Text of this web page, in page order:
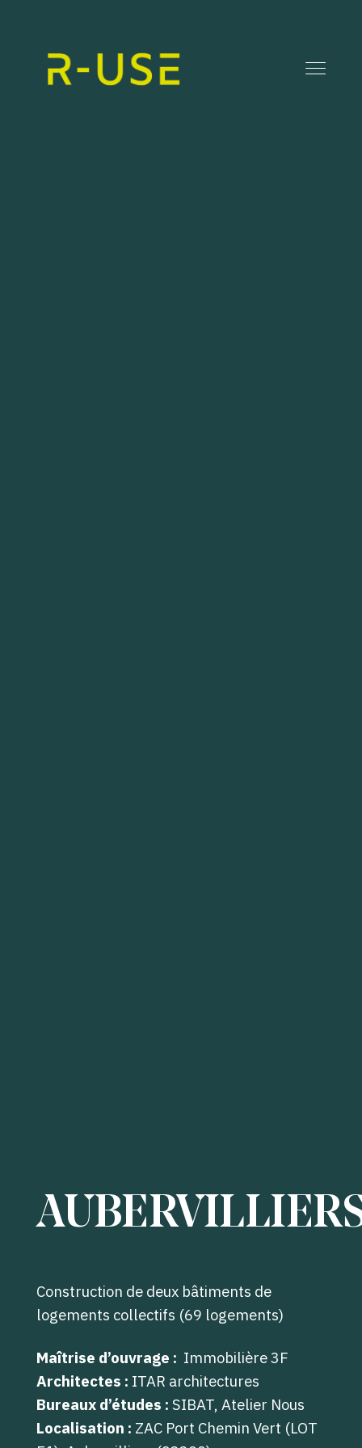
Construction de deux bâtiments de
logements collectifs (69 logements)
Maîtrise d’ouvrage : Immobilière 3F
Architectes : ITAR architectures
Bureaux d’études : SIBAT, Atelier Nous
Localisation : ZAC Port Chemin Vert (LOT